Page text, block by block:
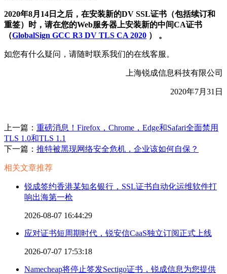
2020年8月14日之后，在安装新的DV SSL证书（包括续订和
重签）时，请在您的Web服务器上安装新的中间CA证书
（GlobalSign GCC R3 DV TLS CA 2020 ） 。
如您有什么疑问，请随时联系我们的在线客服。
上海锐成信息科技有限公司
2020年7月31日
上一篇： 重磅消息！Firefox，Chrome，Edge和Safari全面禁用
TLS 1.0和TLS 1.1
下一篇： 推特被黑现网络安全危机，企业该如何自保？
相关文章推荐
锐成签约香港某知名银行，SSL证书自动化运维软件打
响出海第一枪
2026-08-07 16:44:29
应对证书短周期时代，锐安信CaaS独立订阅正式上线
2026-07-07 17:53:18
Namecheap将停止签发Sectigo证书，锐成信息为您提供